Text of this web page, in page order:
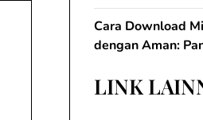
Cara Download
dengan Aman:
LINK